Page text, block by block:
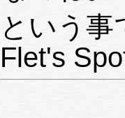
という
Flet's